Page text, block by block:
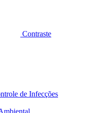
Contraste
de Infecções